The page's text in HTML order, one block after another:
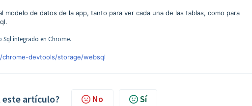
modelo de datos de la app, tanto para ver cada una de las tablas, como para
Sql integrado en Chrome.
devtools/storage/websql
este artículo? No Sí